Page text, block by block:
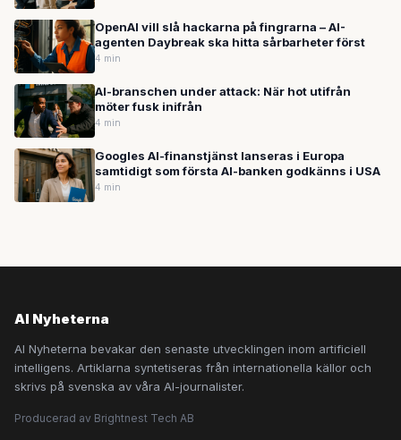
OpenAI vill slå hackarna på fingrarna – AI-
agenten Daybreak ska hitta sårbarheter först
4 min
AI-branschen under attack: När hot utifrån
möter fusk inifrån
4 min
Googles AI-finanstjänst lanseras i Europa
samtidigt som första AI-banken godkänns i USA
4 min
AI Nyheterna
AI Nyheterna bevakar den senaste utvecklingen inom artificiell
intelligens. Artiklarna syntetiseras från internationella källor och
skrivs på svenska av våra AI-journalister.
Producerad av Brightnest Tech AB